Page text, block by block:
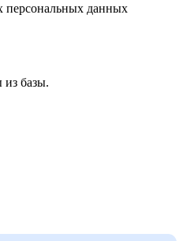
персональных данных
базы.